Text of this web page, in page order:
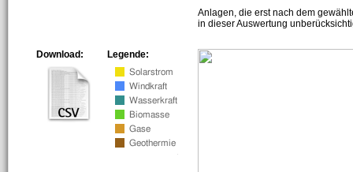
Anlagen, die erst nach dem
in dieser Auswertung
Legende:
Download: